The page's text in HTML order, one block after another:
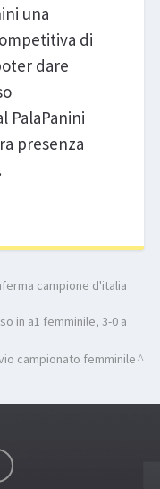
una
di
dare
PalaPanini
presenza
campione d'italia
in a1 femminile, 3-0 a
campionato femminile